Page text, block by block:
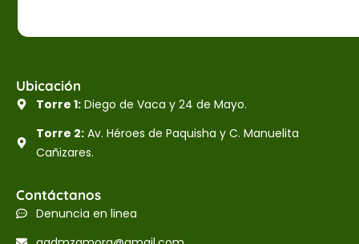
Ubicación
Torre 1:Diego de Vaca y 24 de Mayo.
Torre 2:Av. Héroes de Paquisha y C. Manuelita
Cañizares.
Contáctanos
Denuncia en linea